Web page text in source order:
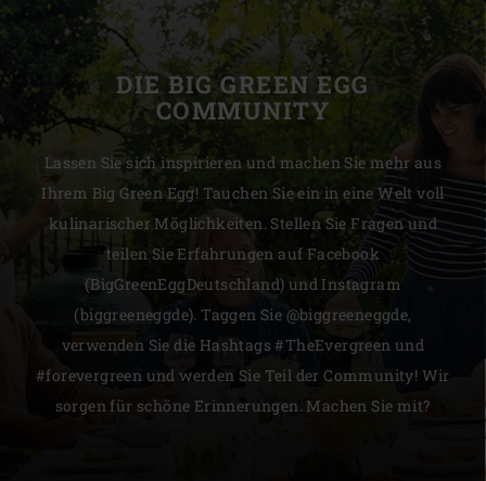
DIE BIG GREEN EGG
COMMUNITY
Lassen Sie sich inspirieren und machen Sie mehr aus
Ihrem Big Green Egg! Tauchen Sie ein in eine Welt voll
kulinarischer Möglichkeiten. Stellen Sie Fragen und
teilen Sie Erfahrungen auf Facebook
(BigGreenEggDeutschland) und Instagram
(biggreeneggde). Taggen Sie @biggreeneggde,
verwenden Sie die Hashtags #TheEvergreen und
#forevergreen und werden Sie Teil der Community! Wir
sorgen für schöne Erinnerungen. Machen Sie mit?